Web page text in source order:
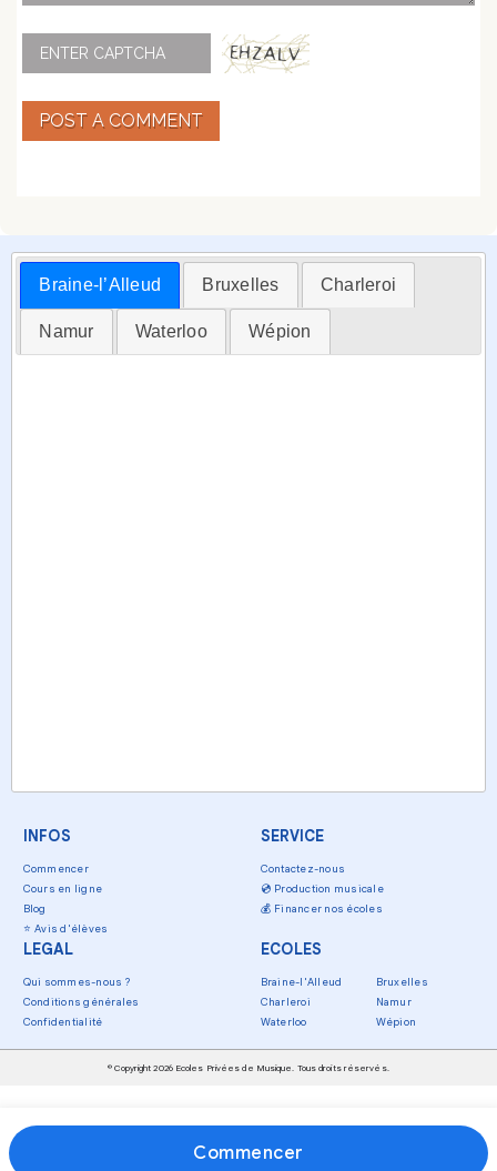
POST A COMMENT
Braine-l’Alleud Bruxelles Charleroi
Namur Waterloo Wépion
INFOS
Commencer
Cours en ligne
Blog
⭐ Avis d'élèves
SERVICE
Contactez-nous
💿 Production musicale
💰 Financer nos écoles
LEGAL
Qui sommes-nous ?
Conditions générales
Confidentialité
ECOLES
Braine-l'Alleud
Bruxelles
Charleroi
Namur
Waterloo
Wépion
© Copyright 2026 Ecoles Privées de Musique. Tous droits réservés.
Commencer